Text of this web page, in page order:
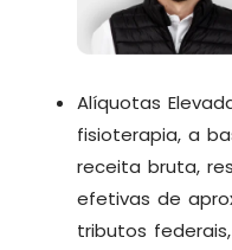
Alíquotas
fisioterapia, a
receita bruta,
efetivas de
tributos